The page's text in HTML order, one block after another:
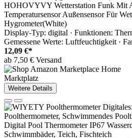
HOHOVYVY Wetterstation Funk Mit
Temperatursensor Außensensor Für
Hygrometer(White)
Display-Typ: digital · Funktionen:
Gemessene Werte: Luftfeuchtigkeit ·
12,09 €*
ab 7,50 € Versand
Marktplatz
Weitere Details